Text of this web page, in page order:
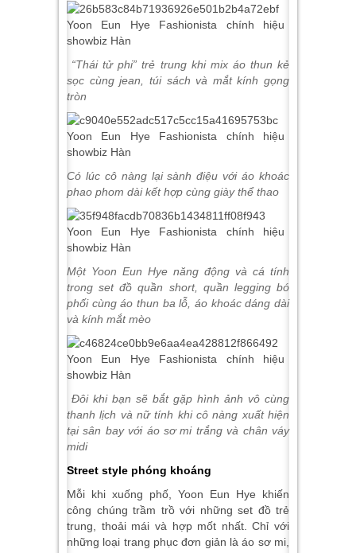
“Thái tử phi” trẻ trung khi mix áo thun kẻ
sọc cùng jean, túi sách và mắt kính gọng
tròn
Có lúc cô nàng lại sành điệu với áo khoác
phao phom dài kết hợp cùng giày thể thao
Một Yoon Eun Hye năng động và cá tính
trong set đồ quần short, quần legging bó
phối cùng áo thun ba lỗ, áo khoác dáng dài
và kính mắt mèo
Đôi khi bạn sẽ bắt gặp hình ảnh vô cùng
thanh lịch và nữ tính khi cô nàng xuất hiện
tại sân bay với áo sơ mi trắng và chân váy
midi
Street style phóng khoáng
Mỗi khi xuống phố, Yoon
Eun Hye khiến
công chúng trầm trồ với những set đồ trẻ
trung, thoải mái và hợp mốt nhất. Chỉ với
những loại trang phục đơn giản là áo sơ mi,